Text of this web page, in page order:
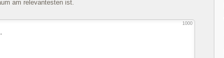
am relevantesten ist.
1000